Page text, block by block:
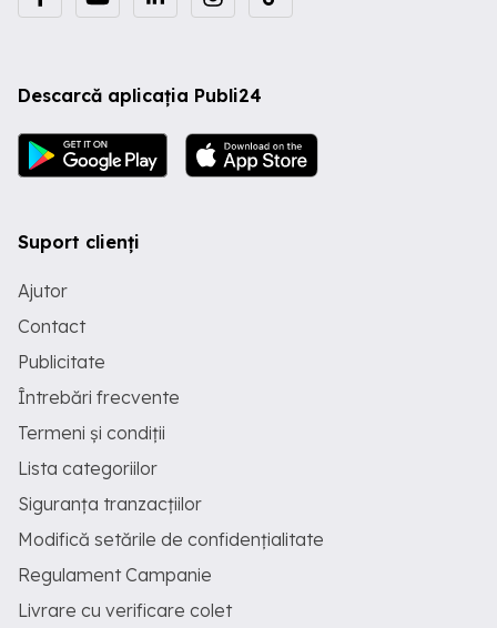
Descarcă aplicația Publi24
Suport clienți
Ajutor
Contact
Publicitate
Întrebări frecvente
Termeni și condiții
Lista categoriilor
Siguranța tranzacțiilor
Modifică setările de confidențialitate
Regulament Campanie
Livrare cu verificare colet